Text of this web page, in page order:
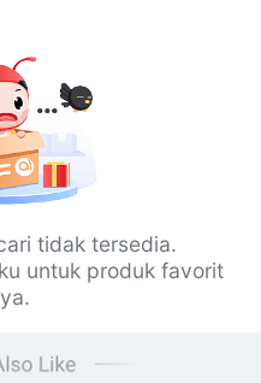
tidak tersedia.
untuk produk favorit